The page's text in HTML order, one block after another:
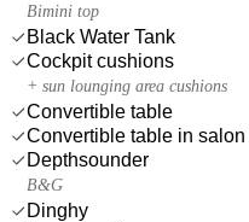
Bimini top
Black Water Tank
Cockpit cushions
+ sun lounging area cushions
Convertible table
Convertible table in salon
Depthsounder
B&G
Dinghy